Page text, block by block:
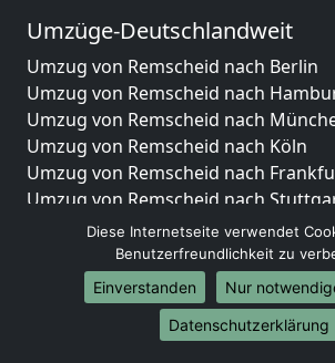
Umzüge-Deutschlandweit
Umzug von Remscheid nach Berlin
Umzug von Remscheid nach
Umzug von Remscheid nach
Umzug von Remscheid nach Köln
Umzug von Remscheid nach
Umzug von Remscheid nach
Umzug von Remscheid nach
Umzug von Remscheid nach Leipzig
Umzug von Remscheid nach
Umzug von Remscheid nach Essen
Umzug von Remscheid nach Bremen
Diese Internetseite verwendet
Benutzerfreundlichkeit zu
Einverstanden
Nur
Datenschutzerklärung